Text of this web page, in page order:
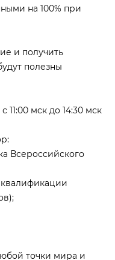
на 100% при
и получить
полезны
11:00 мск до 14:30 мск
Всероссийского
точки мира и